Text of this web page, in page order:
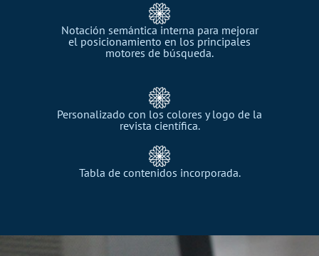
Notación semántica interna para mejorar
el posicionamiento en los principales
motores de búsqueda.​
Personalizado con los colores y logo de la
revista científica.​
Tabla de contenidos incorporada.​